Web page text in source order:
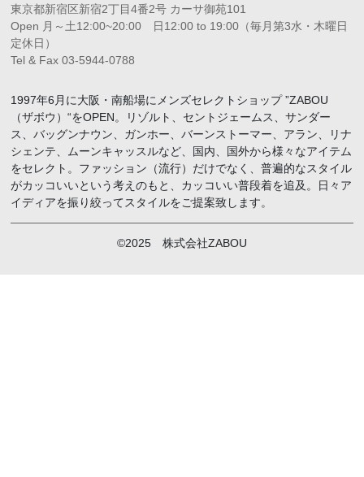
東京都新宿区新宿2丁目4番2号 カーサ御苑101
Open 月～土12:00~20:00 日12:00 to 19:00（毎月第3水・木曜日
定休日）
Tel & Fax 03-5944-0788
1997年6月に大阪・南船場にメンズセレクトショップ ”ZABOU
（ザボウ）“をOPEN。リゾルト、セントジェームス、サンダー
ス、バッグンナウン、ガンホー、バーンストーマー、アラン、リナ
シェンテ、ムーンキャッスルなど、国内、国外から様々なアイテム
をセレクト。ファッション（流行）だけでなく、普遍的なスタイル
がカッコいいという考えのもと、カッコいい普段着を追及。日々ア
イディアを振り絞ってスタイルをご提案致します。
©2025 株式会社ZABOU